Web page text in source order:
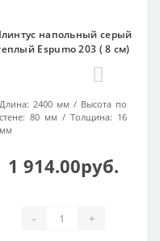
напольный серый
Espumo 203 ( 8 см)
Длина: 2400 мм
Высота по
стене: 80 мм Толщина: 16
мм
1 914.00руб.
- +